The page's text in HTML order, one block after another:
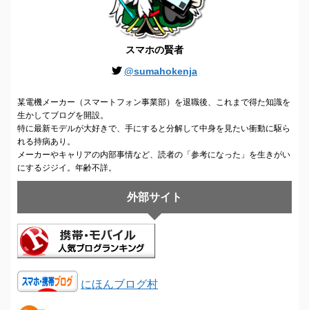
スマホの賢者
@sumahokenja
某電機メーカー（スマートフォン事業部）を退職後、これまで得た知識を
生かしてブログを開設。
特に最新モデルが大好きで、手にすると分解して中身を見たい衝動に駆ら
れる持病あり。
メーカーやキャリアの内部事情など、読者の「参考になった」を生きがい
にするジジイ。年齢不詳。
外部サイト
にほんブログ村